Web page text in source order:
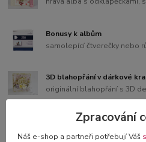
Bonusy k albům
samolepící čtverečky nebo
3D blahopřání v dárkové
originální blahopřání s 3D
Zpracování
Náš e-shop a partneři potřebují Váš